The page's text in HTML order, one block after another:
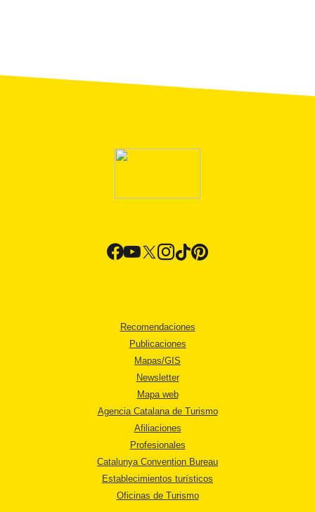
Recomendaciones
Publicaciones
Mapas/GIS
Newsletter
Mapa web
Agencia Catalana de Turismo
Afiliaciones
Profesionales
Catalunya Convention Bureau
Establecimientos turísticos
Oficinas de Turismo